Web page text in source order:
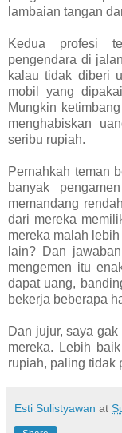
lambaian tangan
Kedua profesi
pengendara di
kalau tidak diberi
mobil yang
Mungkin
menghabiskan
seribu rupiah.
Pernahkah teman
banyak
memandang
dari mereka
mereka malah
lain? Dan
mengemen itu
dapat uang,
bekerja beberapa
Dan jujur, saya
mereka. Lebih
rupiah, paling tidak
Esti Sulistyawan at